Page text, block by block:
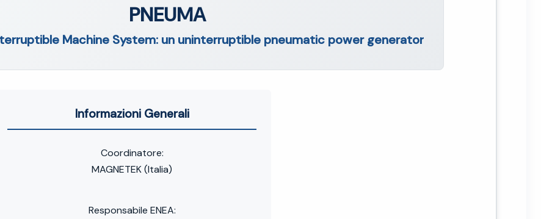
PNEUMA
Machine System: un uninterruptible pneumatic power generator
Informazioni Generali
Coordinatore:
MAGNETEK (Italia)
Responsabile ENEA: